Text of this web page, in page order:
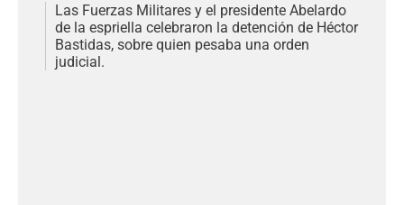
Las Fuerzas Militares y el presidente Abelardo
de la espriella celebraron la detención de Héctor
Bastidas, sobre quien pesaba una orden
judicial.